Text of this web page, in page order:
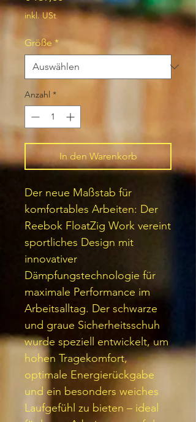
inkl. USt
Größe *
Anzahl *
In den Warenkorb
Der neue Maßstab für
komfortables Arbeiten: Der
Reebok FloatZig Work vereint
sportliches Design mit
innovativer
Dämpfungstechnologie für
maximale Performance im
Arbeitsalltag. Der schwarze
und graue Sicherheitsschuh
wurde speziell entwickelt, um
hohen Tragekomfort,
optimale Energierückgabe
und ein besonders weiches
Laufgefühl zu bieten – ideal